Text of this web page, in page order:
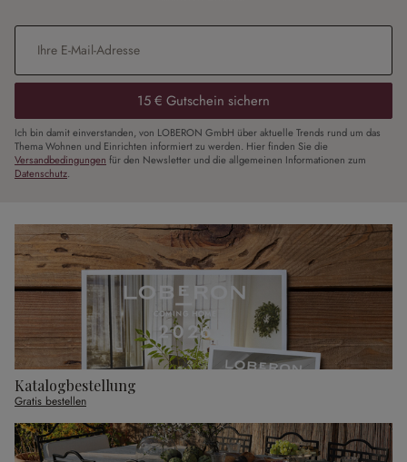
E-Mail-Adresse
15 € Gutschein sichern
Ich bin damit einverstanden, von LOBERON GmbH über aktuelle Trends rund um das
Thema Wohnen und Einrichten informiert zu werden. Hier finden Sie die
Versandbedingungen für den Newsletter und die allgemeinen Informationen zum
Datenschutz.
Katalogbestellung
Gratis bestellen